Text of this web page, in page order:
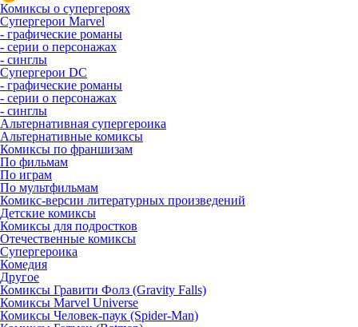
Комиксы о супергероях
Супергерои Marvel
- графические романы
- серии о персонажах
- синглы
Супергерои DC
- графические романы
- серии о персонажах
- синглы
Альтернативная супергероика
Альтернативные комиксы
Комиксы по франшизам
По фильмам
По играм
По мультфильмам
Комикс-версии литературных произведений
Детские комиксы
Комиксы для подростков
Отечественные комиксы
Супергероика
Комедия
Другое
Комиксы Гравити Фолз (Gravity Falls)
Комиксы Marvel Universe
Комиксы Человек-паук (Spider-Man)